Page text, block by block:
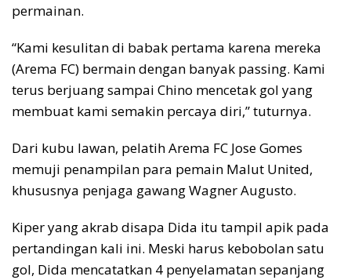
permainan.
“Kami kesulitan di babak pertama karena mereka
(Arema FC) bermain dengan banyak passing. Kami
terus berjuang sampai Chino mencetak gol yang
membuat kami semakin percaya diri,” tuturnya.
Dari kubu lawan, pelatih Arema FC Jose Gomes
memuji penampilan para pemain Malut United,
khususnya penjaga gawang Wagner Augusto.
Kiper yang akrab disapa Dida itu tampil apik pada
pertandingan kali ini. Meski harus kebobolan satu
gol, Dida mencatatkan 4 penyelamatan sepanjang